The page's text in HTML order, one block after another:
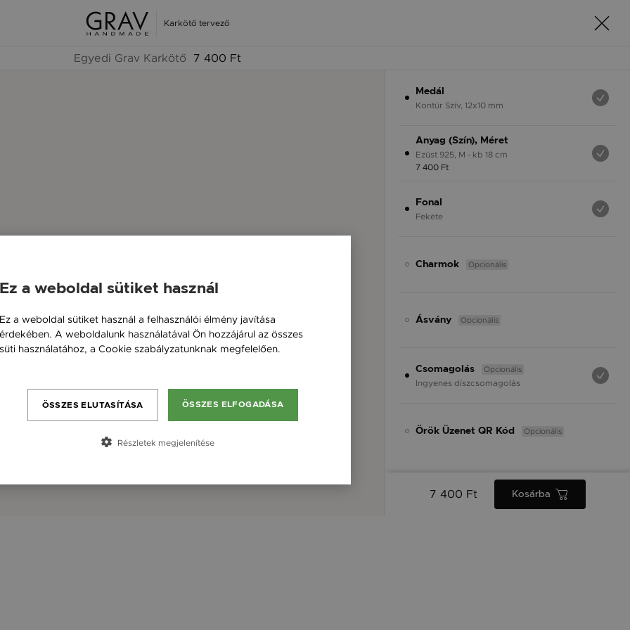
Karkötő tervező
Egyedi Grav Karkötő 7 400 Ft
Medál
Kontúr Szív, 12x10 mm
Anyag (Szín), Méret
Ezüst 925, M - kb 18 cm
7 400 Ft
Fonal
Fekete
Charmok Opcionális
Ásvány Opcionális
Csomagolás Opcionális
Ingyenes díszcsomagolás
Örök Üzenet QR Kód Opcionális
7 400 Ft Kosárba
Ez a weboldal sütiket használ
Ez a weboldal sütiket használ a felhasználói élmény javítása
érdekében. A weboldalunk használatával Ön hozzájárul az összes
süti használatához, a Cookie szabályzatunknak megfelelően.
ÖSSZES ELFOGADÁSA
ÖSSZES ELUTASÍTÁSA
Részletek megjelenítése